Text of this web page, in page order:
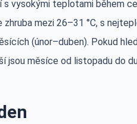
vysokými teplotami během
zhruba mezi 26–31 °C, s
(únor–duben). Pokud
jsou měsíce od listopadu do